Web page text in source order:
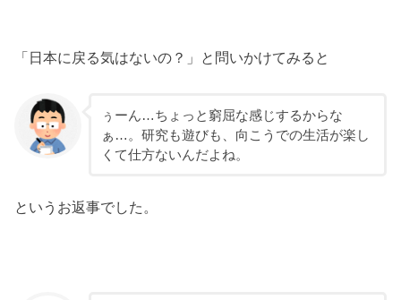
「日本に戻る気はないの？」と問いかけてみると
ぅーん…ちょっと窮屈な感じするからな
ぁ…。研究も遊びも、向こうでの生活が楽し
くて仕方ないんだよね。
というお返事でした。